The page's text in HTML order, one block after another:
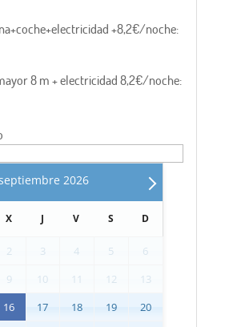
+8,2€/noche:
8 m + electricidad 8,2€/noche:
2026
X J V S D
2 3 4 5
6
9 10 11 12
13
16 17 18 19
20